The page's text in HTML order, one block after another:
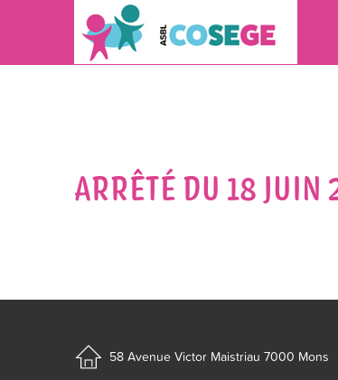
ARRÊTÉ DU 18 JUIN
58 Avenue Victor Maistriau7000 Mons